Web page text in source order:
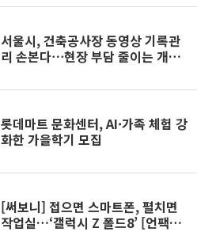
서울시, 건축공사장 동영상 기록관
리 손본다⋯현장 부담 줄이는 개선
롯데마트 문화센터, AI·가족 체험 강
화한 가을학기 모집
[써보니] 접으면 스마트폰, 펼치면
작업실…‘갤럭시 Z 폴드8’ [언팩